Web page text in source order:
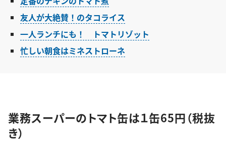
友人が大絶賛！のタコライス
一人ランチにも！ トマトリゾット
忙しい朝食はミネストローネ
業務スーパーのトマト缶は１缶65円（税抜
き）